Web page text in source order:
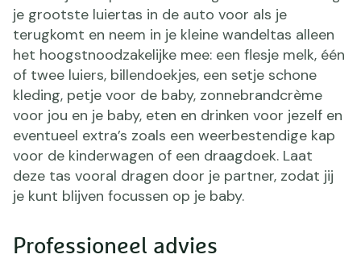
je grootste luiertas in de auto voor als je
terugkomt en neem in je kleine wandeltas alleen
het hoogstnoodzakelijke mee: een flesje melk, één
of twee luiers, billendoekjes, een setje schone
kleding, petje voor de baby, zonnebrandcrème
voor jou en je baby, eten en drinken voor jezelf en
eventueel extra’s zoals een weerbestendige kap
voor de kinderwagen of een draagdoek. Laat
deze tas vooral dragen door je partner, zodat jij
je kunt blijven focussen op je baby.
Professioneel advies